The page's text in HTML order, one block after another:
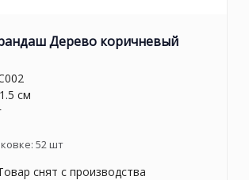
Дерево коричневый
см
52шт
снят с производства